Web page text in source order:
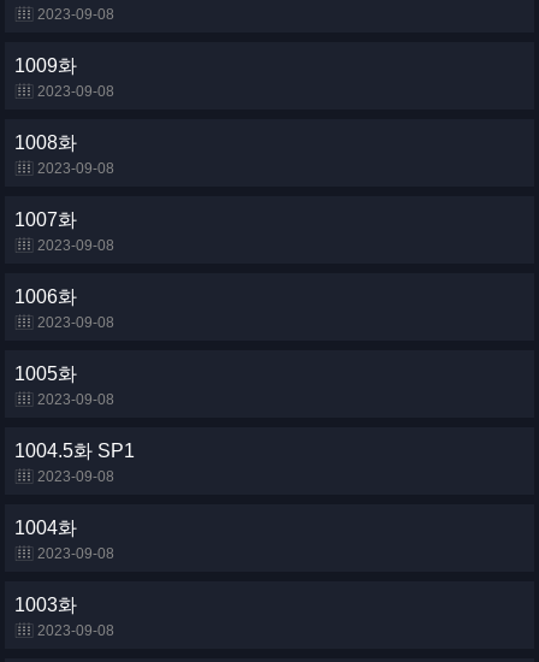
2023-09-08
1009화
2023-09-08
1008화
2023-09-08
1007화
2023-09-08
1006화
2023-09-08
1005화
2023-09-08
1004.5화 SP1
2023-09-08
1004화
2023-09-08
1003화
2023-09-08